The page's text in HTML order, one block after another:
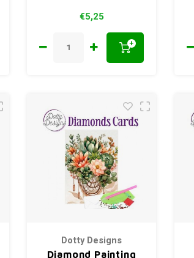
€5,25
+
Dotty Designs
Diamond Painting